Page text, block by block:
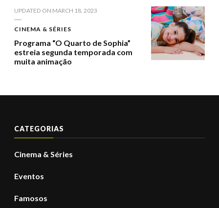
UPDATED ON MARCH 18, 2023
CINEMA & SÉRIES
Programa “O Quarto de Sophia”
estreia segunda temporada com
muita animação
CATEGORIAS
Cinema & Séries
Eventos
Famosos